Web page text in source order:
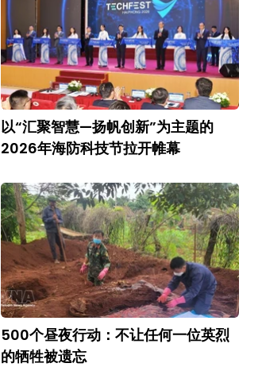
以“汇聚智慧—扬帆创新”为主题的
2026年海防科技节拉开帷幕
500个昼夜行动：不让任何一位英烈
的牺牲被遗忘